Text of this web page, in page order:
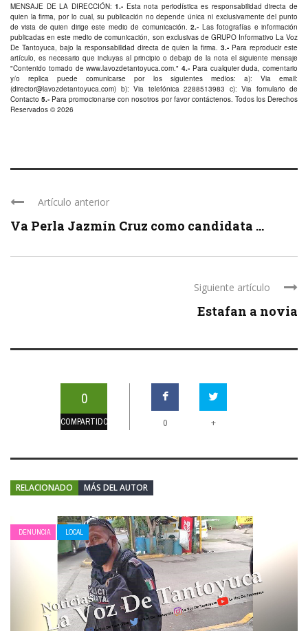
MENSAJE DE LA DIRECCIÓN:1.- Esta nota periodística es responsabilidad directa de
quien la firma, por lo cual, su publicación no depende única ni exclusivamente del punto
de vista de quien dirige este medio de comunicación.2.- Las fotografías e información
publicadas en este medio de comunicación, son exclusivas de GRUPO Informativo La Voz
De Tantoyuca, bajo la responsabilidad directa de quien la firma.3.- Para reproducir este
artículo, es necesario que incluyas al principio o debajo de la nota el siguiente mensaje
"Contenido tomado dewww.lavozdetantoyuca.com ." 4.- Para cualquier duda, comentario
y/o replica puede comunicarse por los siguientes medios: a): Via email:
(director@lavozdetantoyuca.com) b): Via telefónica 2288513983 c): Via fomulario de
Contacto 5.- Para promocionarse con nosotros por favorcontáctenos. Todos los Derechos
Reservados © 2026
Artículo anterior
Va Perla Jazmín Cruz como candidata ...
Siguiente artículo
Estafan a novia
0
COMPARTIDOS 0 +
RELACIONADO MÁS DEL AUTOR
DENUNCIA LOCAL